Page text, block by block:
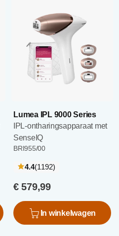
Lumea IPL 9000 Series
IPL-ontharingsapparaat met
SenseIQ
BRI955/00
4.4(1192recensies
)
€ 579,99
In winkelwagen